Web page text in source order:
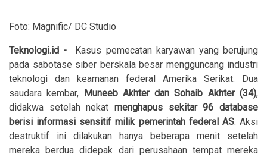
Foto: Magnific/ DC Studio
Teknologi.id - Kasus pemecatan karyawan yang berujung
pada sabotase siber berskala besar mengguncang industri
teknologi dan keamanan federal Amerika Serikat. Dua
saudara kembar,
Muneeb Akhter dan Sohaib Akhter (34),
didakwa setelah nekat menghapus sekitar 96 database
berisi informasi sensitif milik pemerintah federal AS. Aksi
destruktif ini dilakukan hanya beberapa menit setelah
mereka berdua didepak dari perusahaan tempat mereka